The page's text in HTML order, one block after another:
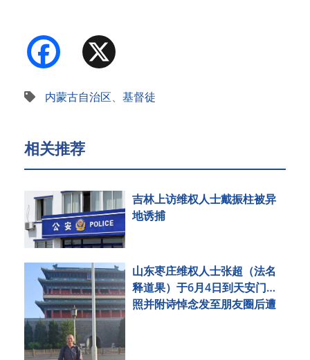
Facebook
内蒙古自治区、 基督徒
相关推荐
吉林上访维权人士戴振柱被异
地诱捕
山东枣庄维权人士张超（法名
释道果）于6月4日到天安门拍
照并附诗悼念发至朋友圈后遭